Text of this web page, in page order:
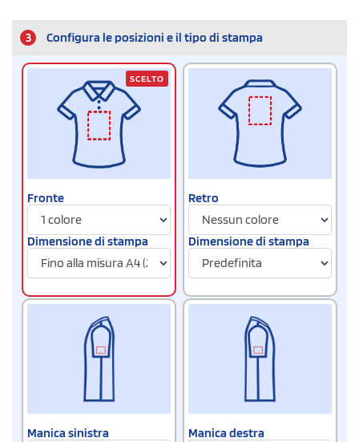
3 Configura le posizioni e il tipo di stampa
Fronte
Dimensione di stampa
SCELTO
Retro
Dimensione di stampa
Manica sinistra Manica destra